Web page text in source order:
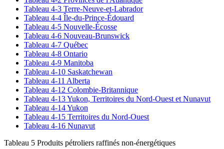
Tableau 4-3 Terre-Neuve-et-Labrador
Tableau 4-4 Île-du-Prince-Édouard
Tableau 4-5 Nouvelle-Écosse
Tableau 4-6 Nouveau-Brunswick
Tableau 4-7 Québec
Tableau 4-8 Ontario
Tableau 4-9 Manitoba
Tableau 4-10 Saskatchewan
Tableau 4-11 Alberta
Tableau 4-12 Colombie-Britannique
Tableau 4-13 Yukon, Territoires du Nord-Ouest et Nunavut
Tableau 4-14 Yukon
Tableau 4-15 Territoires du Nord-Ouest
Tableau 4-16 Nunavut
Tableau 5 Produits pétroliers raffinés non-énergétiques